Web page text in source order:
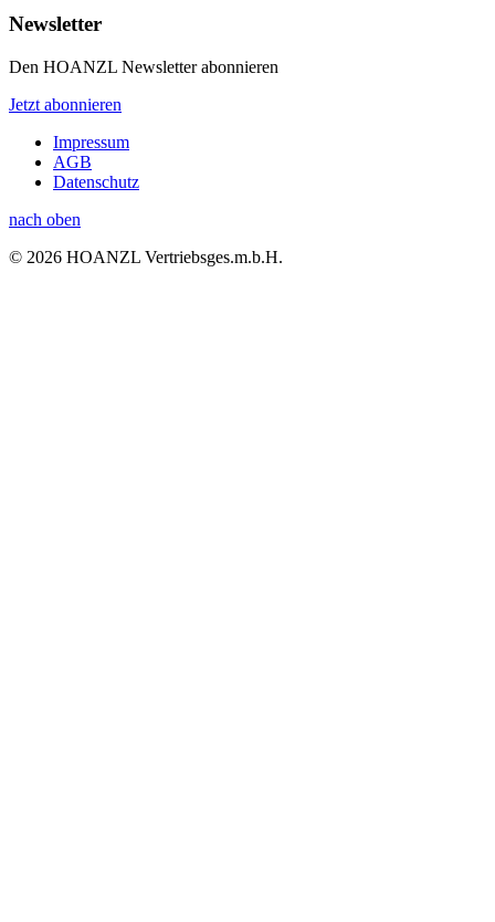
Newsletter
Den HOANZL Newsletter abonnieren
Jetzt abonnieren
Impressum
AGB
Datenschutz
nach oben
© 2026 HOANZL Vertriebsges.m.b.H.